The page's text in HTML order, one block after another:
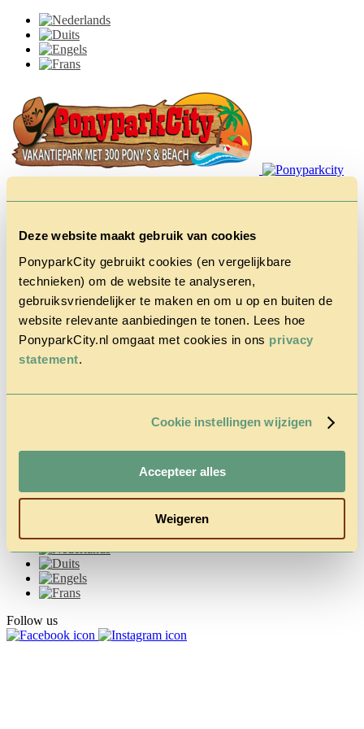
Deze website maakt gebruik van cookies
PonyparkCity gebruikt cookies (en vergelijkbare
technieken) om de website te analyseren,
gebruiksvriendelijker te maken en om u op en buiten de
website relevante aanbiedingen te tonen. Lees hoe
PonyparkCity.nl omgaat met cookies in ons privacy
statement.
Cookie instellingen wijzigen
Accepteer alles
Weigeren
Home
Het Park
Cowboy
House
Actie
Herfstvakantie
Contact
Follow us